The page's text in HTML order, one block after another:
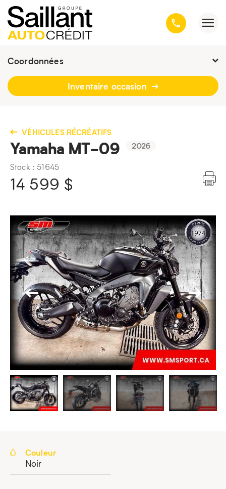
Coordonnées
Présentement ouvert jusqu'à 19h
418 659-6431
Inventaire occasion
VÉHICULES RÉCRÉATIFS
Yamaha MT-09 2026
Stock : 51645
14 599 $
Couleur
Noir